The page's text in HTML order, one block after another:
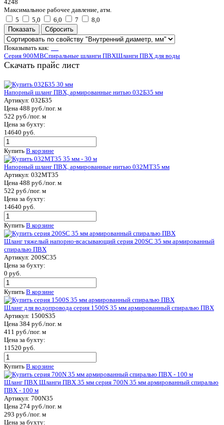
4248
Максимальное рабочее давление, атм.
5
5,0 6,0 7 8,0
Показывать как:
Серия 900MBСпиральные шланги ПВХШланги ПВХ для воды
Скачать прайс лист
Напорный шланг ПВХ, армированные нитью 032Б35 мм
Артикул: 032Б35
Цена 488 руб./пог. м
522 руб./пог. м
Цена за бухту:
14640 руб.
Купить В корзине
Напорный шланг ПВХ, армированные нитью 032МТ35 мм
Артикул: 032МТ35
Цена 488 руб./пог. м
522 руб./пог. м
Цена за бухту:
14640 руб.
Купить В корзине
Шланг тяжелый напорно-всасывающий серия 200SC 35 мм армированный
спиралью ПВХ
Артикул: 200SC35
Цена за бухту:
0 руб.
Купить В корзине
Шланг для водопровода серия 1500S 35 мм армированный спиралью ПВХ
Артикул: 1500S35
Цена 384 руб./пог. м
411 руб./пог. м
Цена за бухту:
11520 руб.
Купить В корзине
Шланг ПВХ Шланги ПВХ 35 мм серия 700N 35 мм армированный спиралью
ПВХ - 100 м
Артикул: 700N35
Цена 274 руб./пог. м
293 руб./пог. м
Цена за бухту: